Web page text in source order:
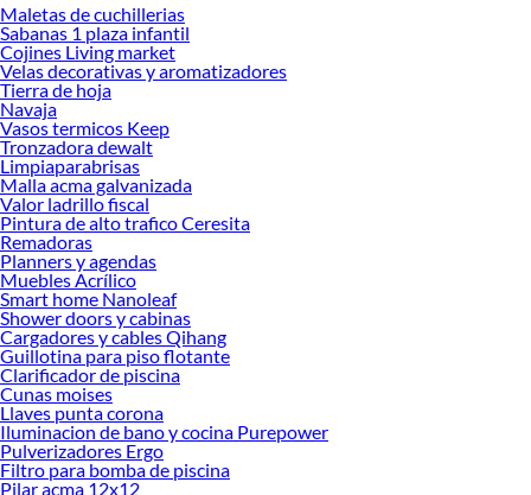
Maletas de cuchillerias
Sabanas 1 plaza infantil
Cojines Living market
Velas decorativas y aromatizadores
Tierra de hoja
Navaja
Vasos termicos Keep
Tronzadora dewalt
Limpiaparabrisas
Malla acma galvanizada
Valor ladrillo fiscal
Pintura de alto trafico Ceresita
Remadoras
Planners y agendas
Muebles Acrílico
Smart home Nanoleaf
Shower doors y cabinas
Cargadores y cables Qihang
Guillotina para piso flotante
Clarificador de piscina
Cunas moises
Llaves punta corona
Iluminacion de bano y cocina Purepower
Pulverizadores Ergo
Filtro para bomba de piscina
Pilar acma 12x12